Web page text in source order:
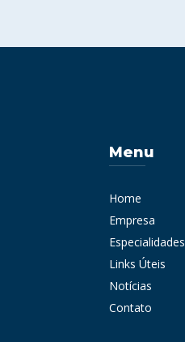
Menu
Home
Empresa
Especialidades
Links Úteis
Notícias
Contato